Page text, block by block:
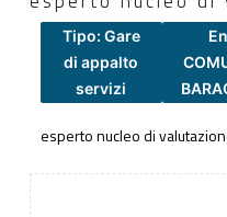
Tipo: Gare
di appalto
servizi
esperto nucleo di